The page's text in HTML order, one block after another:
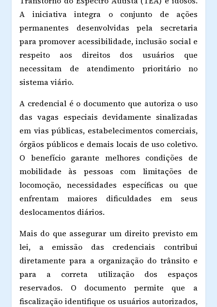
A iniciativa integra o conjunto de ações
permanentes desenvolvidas pela secretaria
para promover acessibilidade, inclusão social e
respeito aos direitos dos usuários que
necessitam de atendimento prioritário no
sistema viário.
A credencial é o documento que autoriza o uso
das vagas especiais devidamente sinalizadas
em vias públicas, estabelecimentos comerciais,
órgãos públicos e demais locais de uso coletivo.
O benefício garante melhores condições de
mobilidade às pessoas com limitações de
locomoção, necessidades específicas ou que
enfrentam maiores dificuldades em seus
deslocamentos diários.
Mais do que assegurar um direito previsto em
lei, a emissão das credenciais contribui
diretamente para a organização do trânsito e
para a correta utilização dos espaços
reservados. O documento permite que a
fiscalização identifique os usuários autorizados,